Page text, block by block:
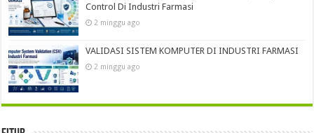
Control Di Industri Farmasi
2 minggu ago
VALIDASI SISTEM KOMPUTER DI INDUSTRI FARMASI
2 minggu ago